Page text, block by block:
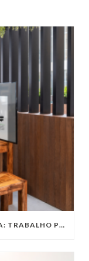
ENCONTRANDO A FÓRMULA PERFEITA: TRABALHO PRESENCIAL, HOME OFFICE OU TRABALHO HÍBRIDO?